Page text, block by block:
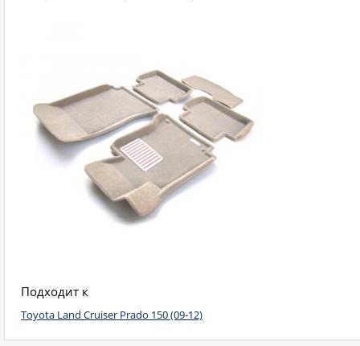
Подходит к
Toyota Land Cruiser Prado 150 (09-12)